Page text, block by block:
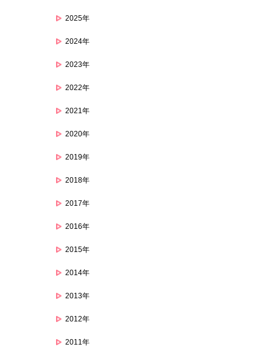
2025年
2024年
2023年
2022年
2021年
2020年
2019年
2018年
2017年
2016年
2015年
2014年
2013年
2012年
2011年